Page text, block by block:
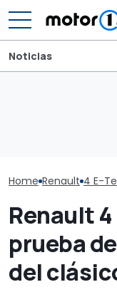
Noticias
Home Renault 4 E-
Renault
prueba
del